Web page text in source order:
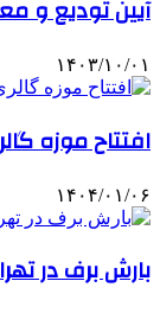
آیین تودیع و
۱۴۰۳/۱۰/۰۱
افتتاح موزه
۱۴۰۴/۰۱/۰۶
بارش برف در